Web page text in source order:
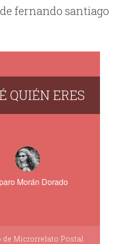
fernando santiago
QUIÉN ERES
Morán Dorado
de Microrrelato Postal